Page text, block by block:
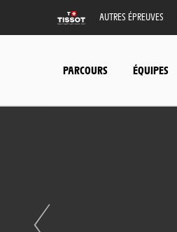
AUTRES ÉPREUVES
PARCOURS ÉQUIPES